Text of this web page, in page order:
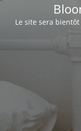
Le site sera